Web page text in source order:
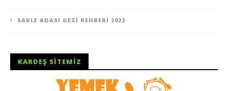
SAKIZ ADASI GEZI REHBERI 2022
KARDEŞ SITEMIZ